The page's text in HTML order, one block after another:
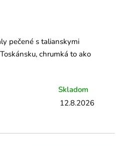
pečené s talianskymi
chrumká to ako
Skladom
12.8.2026